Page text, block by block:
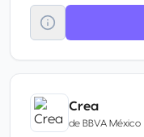
Crea
de BBVA México